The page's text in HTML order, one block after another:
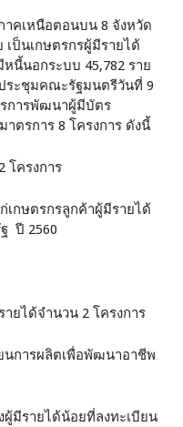
าคเหนือตอนบน 8 จังหวัด
เป็นเกษตรกรผู้มีรายได้
นี้นอกระบบ 45,782 ราย
ระชุมคณะรัฐมนตรีวันที่ 9
การพัฒนาผู้มีบัตร
าตรการ 8 โครงการ ดังนี้
โครงการ
เกษตรกรลูกค้าผู้มีรายได้
ปี 2560
ยได้จำนวน 2 โครงการ
นการผลิตเพื่อพัฒนาอาชีพ
มีรายได้น้อยที่ลงทะเบียน